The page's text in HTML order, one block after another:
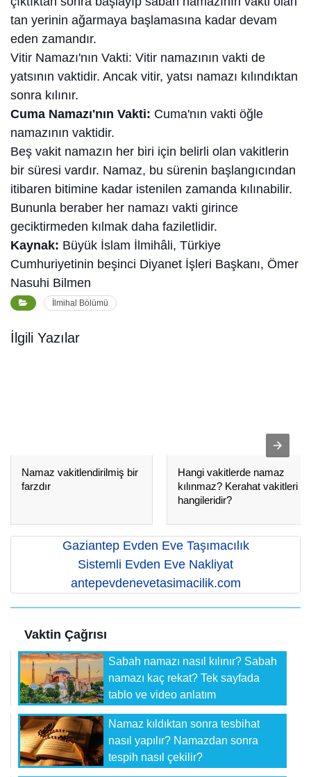
tan yerinin ağarmaya başlamasına kadar devam
eden zamandır.
Vitir Namazı'nın Vakti: Vitir namazının vakti de
yatsının vaktidir. Ancak vitir, yatsı namazı kılındıktan
sonra kılınır.
Cuma Namazı'nın Vakti: Cuma'nın vakti öğle
namazının vaktidir.
Beş vakit namazın her biri için belirli olan vakitlerin
bir süresi vardır. Namaz, bu sürenin başlangıcından
itibaren bitimine kadar istenilen zamanda kılınabilir.
Bununla beraber her namazı vakti girince
geciktirmeden kılmak daha faziletlidir.
Kaynak: Büyük İslam İlmihâli, Türkiye
Cumhuriyetinin beşinci Diyanet İşleri Başkanı, Ömer
Nasuhi Bilmen
İlmihal Bölümü
İlgili Yazılar
Namaz vakitlendirilmiş bir
farzdır
Hangi vakitlerde namaz
kılınmaz? Kerahat vakitleri
hangileridir?
Gaziantep Evden Eve Taşımacılık
Sistemli Evden Eve Nakliyat
antepevdenevetasimacilik.com
Vaktin Çağrısı
Sabah namazı nasıl kılınır? Sabah
namazı kaç rekat? Tek sayfada
tablo ve video anlatım
Namaz kıldıktan sonra tesbihat
nasıl yapılır? Namazdan sonra
tespih nasıl çekilir?